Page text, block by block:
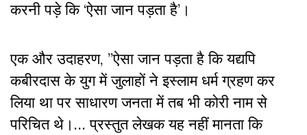
करनी पड़े कि ‘ऐसा जान पड़ता है’।
एक और उदाहरण, ”ऐसा जान पड़ता है कि यद्यपि
कबीरदास के युग में जुलाहों ने इस्लाम धर्म ग्रहण कर
लिया था पर साधारण जनता में तब भी कोरी नाम से
परिचित थे।… प्रस्तुत लेखक यह नहीं मानता कि